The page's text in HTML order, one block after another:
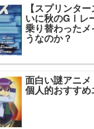
【スプリンタ
いに秋のGⅠレ
乗り替わった
うなのか？
面白い謎アニメ
個人的おすすめ